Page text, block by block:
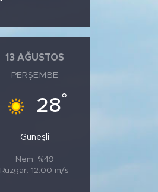
13 AĞUSTOS
PERŞEMBE
28°
Güneşli
Nem: %49
Rüzgar: 12.00 m/s